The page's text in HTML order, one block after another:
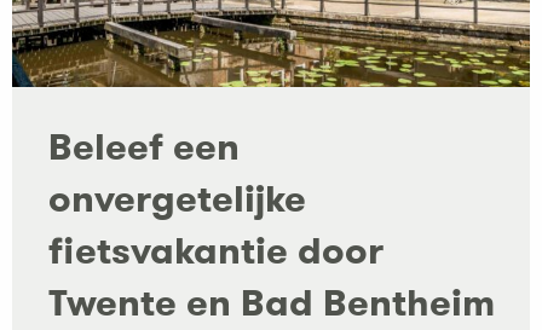
Beleef een
onvergetelijke
fietsvakantie door
Twente en Bad Bentheim